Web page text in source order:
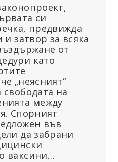
си
предвижда
и затвор за всяка
от
като
„неясният“
свободата на
между
Спорният
във
да забрани
ваксини…